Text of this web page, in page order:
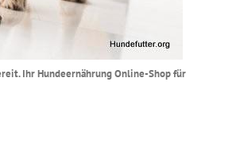
Ihr Hundeernährung Online-Shop für